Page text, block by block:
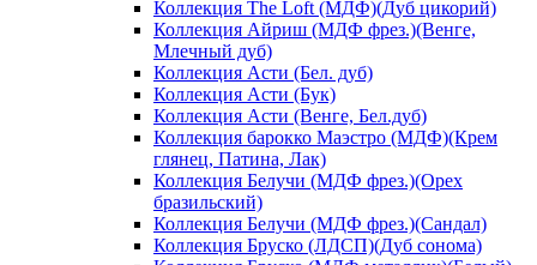
Коллекция The Loft (МДФ)(Дуб цикорий)
Коллекция Айриш (МДФ фрез.)(Венге,
Млечный дуб)
Коллекция Асти (Бел. дуб)
Коллекция Асти (Бук)
Коллекция Асти (Венге, Бел.дуб)
Коллекция барокко Маэстро (МДФ)(Крем
глянец, Патина, Лак)
Коллекция Белучи (МДФ фрез.)(Орех
бразильский)
Коллекция Белучи (МДФ фрез.)(Сандал)
Коллекция Бруско (ЛДСП)(Дуб сонома)